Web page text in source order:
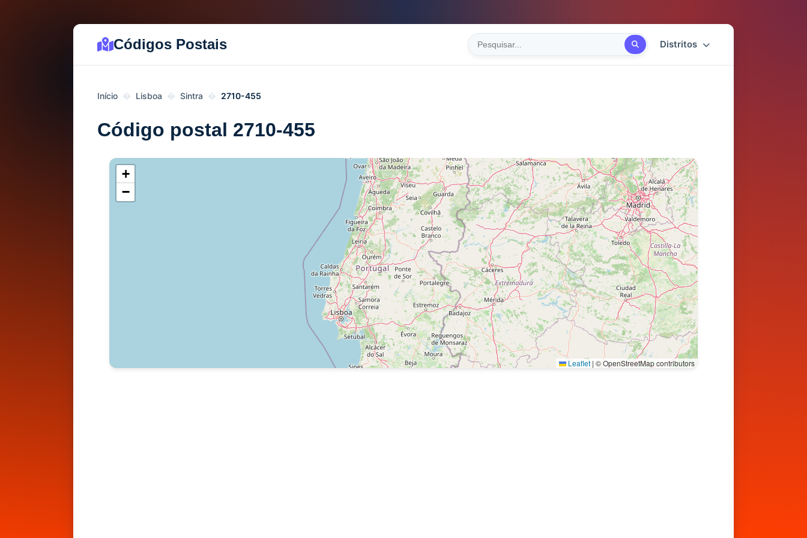
Códigos Postais Distritos
Início Lisboa Sintra 2710-455
Código postal 2710-455
+
−
Leaflet | © OpenStreetMap contributors